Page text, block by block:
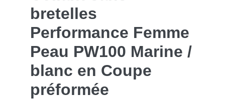
bretelles
Performance Femme
Peau PW100 Marine /
blanc en Coupe
préformée